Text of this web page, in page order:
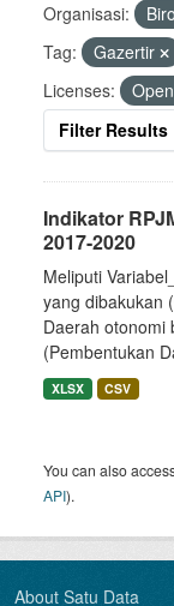
Organisasi:
Tag:
Gazertir
Licenses:
Filter Results
Indikator
2017-2020
Meliputi
yang dibakukan
Daerah otonomi
(Pembentukan
XLSX CSV
You can also
API).
About Satu Data